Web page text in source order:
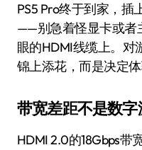
PS5 Pro终于到家，插
——别急着怪显卡或者
眼的HDMI线缆上。对
锦上添花，而是决定体
带宽差距不是数字
HDMI 2.0的18Gbps带